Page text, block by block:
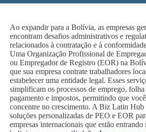
Ao expandir para a Bolívia, as empresas
encontram desafios administrativos e
relacionados à contratação e à
Uma Organização Profissional de
ou Empregador de Registro (EOR) na
que sua empresa contrate trabalhadores
estabelecer uma entidade legal. Esses
simplificam os processos de emprego, folha
pagamento e impostos, permitindo que
concentre no crescimento. A Biz Latin Hub
soluções personalizadas de PEO e EOR
empresas internacionais que estão entrando